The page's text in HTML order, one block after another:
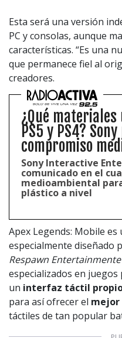
Esta será una versión
PC y consolas, aunque
características. “Es una
que permanece fiel al
creadores.
¿Qué
PS5 y PS4?
compromiso
Sony Interactive
comunicado en el
medioambiental
plástico a nivel
Apex Legends: Mobile
especialmente diseñado
Respawn Entertainmente
especializados en juegos
un interfaz táctil
para así ofrecer el mejor
táctiles de tan popular